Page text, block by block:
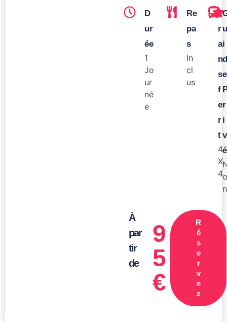
D
ur
ée
1
Jo
ur
né
e
Re
pa
s
In
cl
us
T
r
a
n
s
f
e
r
t
4
X
4
u
i
d
e
r
i
v
é
o
n
À
par
tir
de
9
5
€
R
é
s
e
r
v
e
z